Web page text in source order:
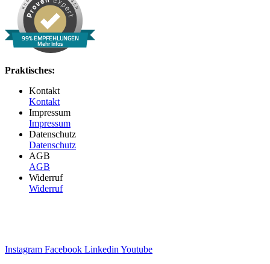
99% EMPFEHLUNGEN
Mehr Infos
Praktisches:
Kontakt
Kontakt
Impressum
Impressum
Datenschutz
Datenschutz
AGB
AGB
Widerruf
Widerruf
Instagram Facebook Linkedin Youtube